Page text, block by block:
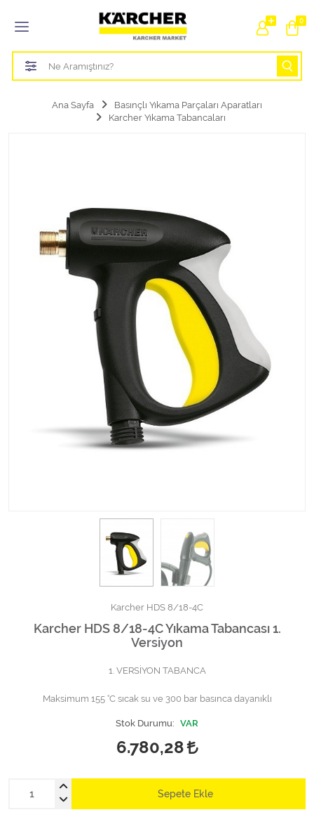
0
Tüm Kategoriler
Bahçe Sulama Ürünleri
Buharlı Temizlik Aparatları
Cam Silme Makine Parçaları
Halı Yıkama Makine Parçaları
Zemin Temizlik Makine Parçaları
Kimyasallar Deterjanlar
Tüm Kategorileri Gör
Ana Sayfa
Basınçlı Yıkama Parçaları Aparatları
Karcher Yıkama Tabancaları
Karcher HDS 8/18-4C
Karcher HDS 8/18-4C Yıkama Tabancası 1.
Versiyon
1. VERSİYON TABANCA
Maksimum 155 °C sıcak su ve 300 bar basınca dayanıklı
Stok Durumu: VAR
6.780,28
Sepete Ekle